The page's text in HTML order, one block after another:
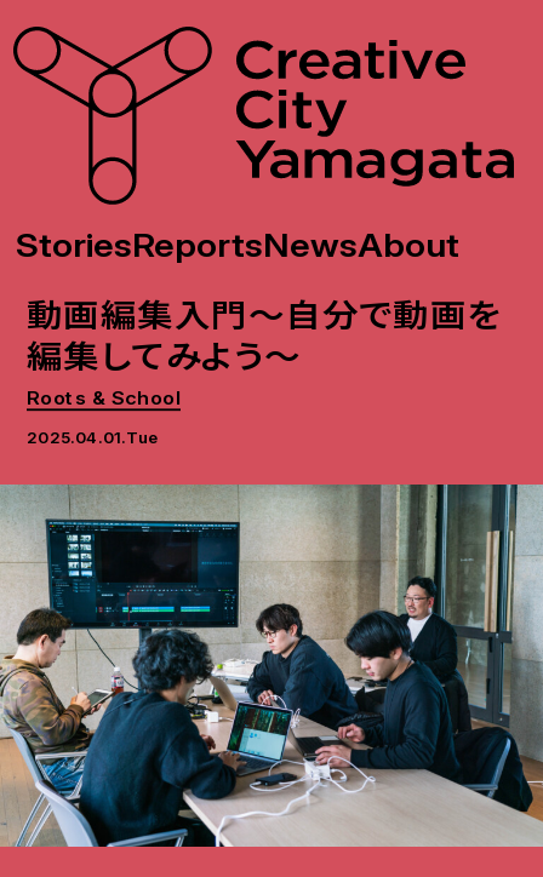
StoriesReportsNewsAbout
動画編集入門〜自分で動画を
編集してみよう〜
Roots & School
2025.04.01.Tue